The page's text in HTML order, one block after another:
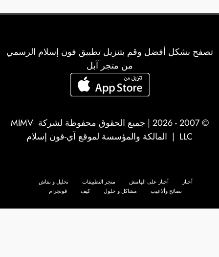
تصفح بشكل أفضل وقم بتنزيل تطبيق فون إسلام الرسمي
من متجر آبل
© 2007 - 2026 | جميع الحقوق محفوظة لشركة
MIMV
LLC | المالكة والمؤسسة لموقع آي-فون إسلام
أخبار أخبار على الهامش متجر التطبيقات
تحليل و نقاش
نصائح وألاعيب
مشاكل و حلول كيف فونجرام